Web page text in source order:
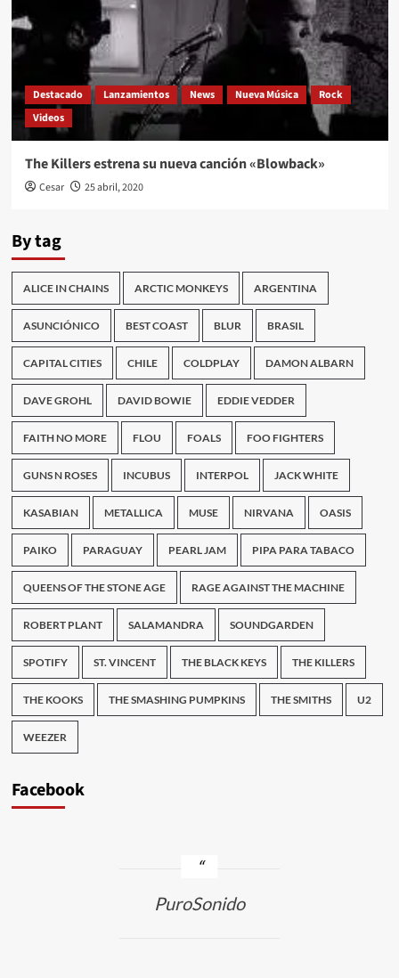
Destacado Lanzamientos News Nueva Música
Rock
Videos
The Killers estrena su nueva canción «Blowback»
Cesar 25 abril, 2020
By tag
ALICE IN CHAINS ARCTIC MONKEYS ARGENTINA
ASUNCIÓNICO BEST COAST BLUR BRASIL
CAPITAL CITIES CHILE COLDPLAY DAMON ALBARN
DAVE GROHL DAVID BOWIE EDDIE VEDDER
FAITH NO MORE FLOU FOALS FOO FIGHTERS
GUNS N ROSES INCUBUS INTERPOL JACK WHITE
KASABIAN METALLICA MUSE NIRVANA OASIS
PAIKO PARAGUAY PEARL JAM PIPA PARA TABACO
QUEENS OF THE STONE AGE RAGE AGAINST THE MACHINE
ROBERT PLANT SALAMANDRA SOUNDGARDEN
SPOTIFY ST. VINCENT THE BLACK KEYS THE KILLERS
THE KOOKS THE SMASHING PUMPKINS THE SMITHS U2
WEEZER
Facebook
PuroSonido